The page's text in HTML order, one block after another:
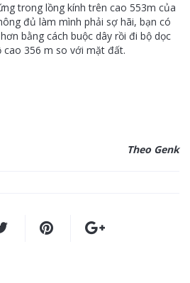
trong lồng kính trên cao 553m của
đủ làm mình phải sợ hãi, bạn có
bằng cách buộc dây rồi đi bộ dọc
356 m so với mặt đất.
Theo Genk